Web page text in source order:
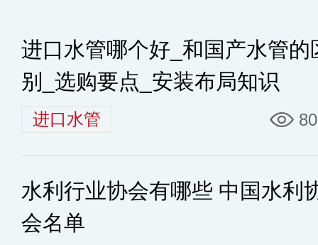
进口水管哪个好_和国产水管的
别_选购要点_安装布局知识
进口水管
水利行业协会有哪些 中国水利
会名单